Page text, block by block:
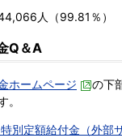
人（99.81％）
Q＆A
ホームページ の下
。
別定額給付金（外部